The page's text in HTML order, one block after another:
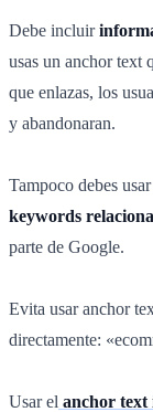
Debe incluir
usas un anchor text
que enlazas, los
y abandonaran.
Tampoco debes
keywords
parte de Google.
Evita usar anchor
directamente:
Usar el anchor text